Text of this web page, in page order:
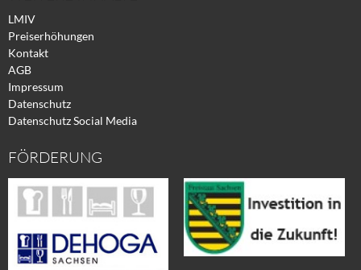
LMIV
Preiserhöhungen
Kontakt
AGB
Impressum
Datenschutz
Datenschutz Social Media
FÖRDERUNG